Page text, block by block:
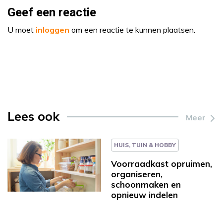
Geef een reactie
U moet inloggen om een reactie te kunnen plaatsen.
Lees ook Meer
HUIS, TUIN & HOBBY
Voorraadkast opruimen,
organiseren,
schoonmaken en
opnieuw indelen